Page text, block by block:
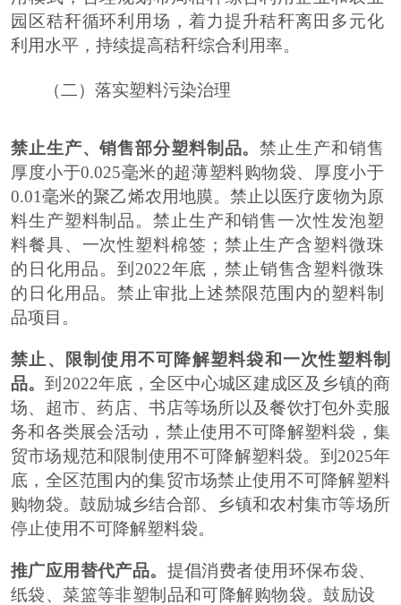
园区秸秆循环利用场，着力提升秸秆离田多元化
利用水平，持续提高秸秆综合利用率。
（二）落实塑料污染治理
禁止生产、销售部分塑料制品。禁止生产和销售
厚度小于0.025毫米的超薄塑料购物袋、厚度小于
0.01毫米的聚乙烯农用地膜。禁止以医疗废物为原
料生产塑料制品。禁止生产和销售一次性发泡塑
料餐具、一次性塑料棉签 ； 禁止生产含塑料微珠
的日化用品。到 2022年底，禁止销售含塑料微珠
的日化用品。禁止审批上述禁限范围内的塑料制
品项目。
禁止、限制使用不可降解塑料袋和一次性塑料制
品。到 2022年底，全区中心城区建成区及 乡镇的商
场、超市、药店、书店等场所以及餐饮打包外卖服
务和各类展会活动，禁止使用不可降解塑料袋，集
贸市场规范和限制使用不可降解塑料袋。到 2025年
底，全区范围内的集贸市场禁止使用不可降解塑料
购物袋。鼓励城乡结合部、乡镇和农村集市等场所
停止使用不可降解塑料袋。
推广应用替代产品。 提倡消费者使用环保布袋、
纸袋、菜篮等非塑制品和可降解购物袋。鼓励设